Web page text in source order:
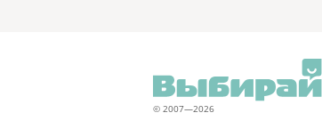
© 2007—2026